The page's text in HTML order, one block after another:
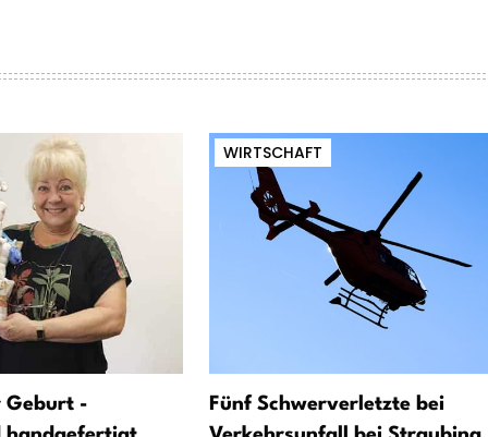
Geburt -
WIRTSCHAFT
Fünf Schwerverletzte bei